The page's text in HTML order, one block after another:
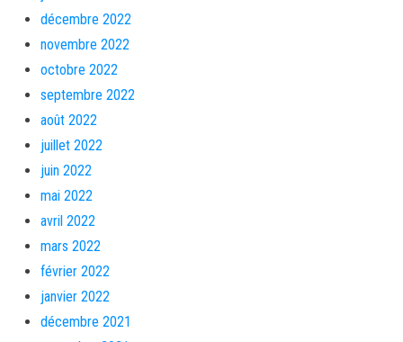
décembre 2022
novembre 2022
octobre 2022
septembre 2022
août 2022
juillet 2022
juin 2022
mai 2022
avril 2022
mars 2022
février 2022
janvier 2022
décembre 2021